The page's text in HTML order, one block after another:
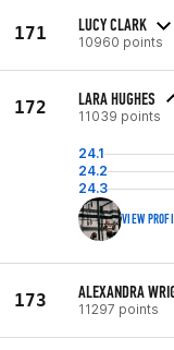
171 LUCY CLARK
10960 points
172 LARA HUGHES
11039 points
24.1
24.2
24.3
VIEW
173 ALEXANDRA
11297 points